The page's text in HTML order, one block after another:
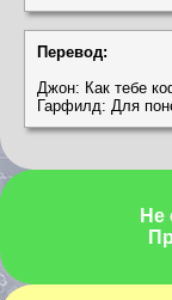
Перевод:
Джон: Как тебе
Гарфилд: Для
Не